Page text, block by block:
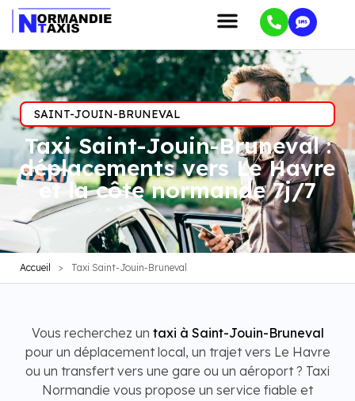
SAINT-JOUIN-BRUNEVAL
Taxi Saint-Jouin-Bruneval :
déplacements vers Le Havre
et la côte normande 7j/7
Accueil > Taxi Saint-Jouin-Bruneval
Vous recherchez un taxi à Saint-Jouin-Bruneval
pour un déplacement local, un trajet vers Le Havre
ou un transfert vers une gare ou un aéroport ? Taxi
Normandie vous propose un service fiable et